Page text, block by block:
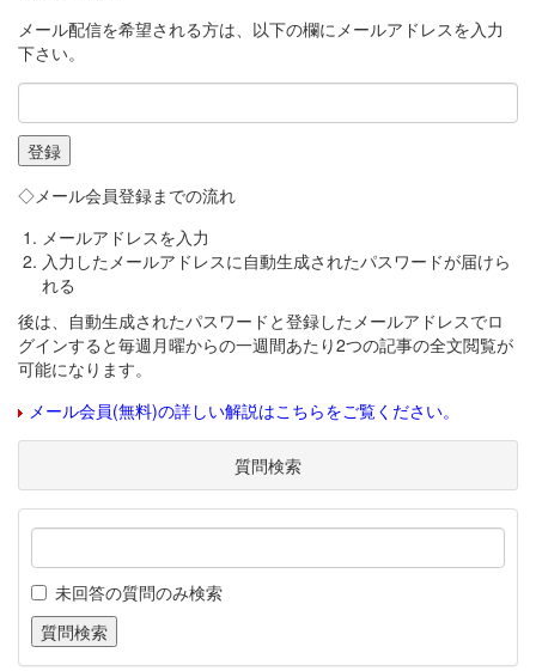
メール配信を希望される方は、以下の欄にメールアドレスを入力
下さい。
◇メール会員登録までの流れ
メールアドレスを入力
入力したメールアドレスに自動生成されたパスワードが届けら
れる
後は、自動生成されたパスワードと登録したメールアドレスでロ
グインすると毎週月曜からの一週間あたり2つの記事の全文閲覧が
可能になります。
メール会員(無料)の詳しい解説はこちらをご覧ください。
質問検索
未回答の質問のみ検索